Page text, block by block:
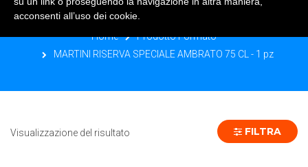
AMBRATO 75 CL - 1 PZ
Home
Prodotto Formato
MARTINI RISERVA SPECIALE AMBRATO 75 CL - 1 pz
Visualizzazione del risultato FILTRA
acconsenti all’uso dei cookie.